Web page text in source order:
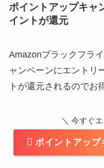
ポイントアップキャ
イントが還元
Amazonブラックフラ
ャンペーンにエントリ
トが還元されるのでお
＼ 今すぐ
ポイントアップ